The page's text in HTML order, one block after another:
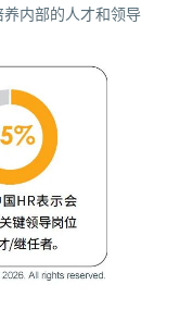
内部的人才和领导